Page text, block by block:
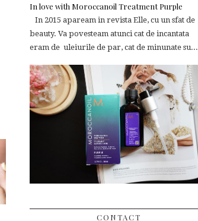
In love with Moroccanoil Treatment Purple
In 2015 apaream in revista Elle, cu un sfat de
beauty. Va povesteam atunci cat de incantata
eram de uleiurile de par, cat de minunate su...
CONTACT